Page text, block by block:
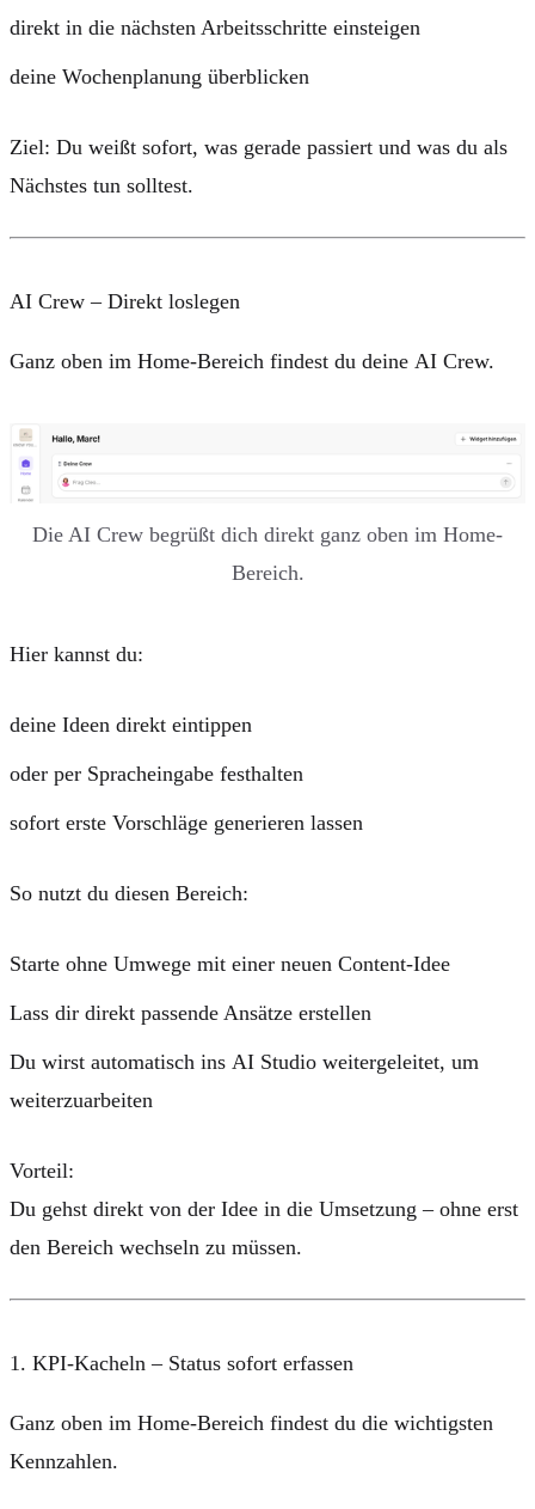
direkt in die nächsten Arbeitsschritte einsteigen
deine Wochenplanung überblicken
Ziel: Du weißt sofort, was gerade passiert und was du als
Nächstes tun solltest.
AI Crew – Direkt loslegen
Ganz oben im Home-Bereich findest du deine AI Crew.
Die AI Crew begrüßt dich direkt ganz oben im Home-
Bereich.
Hier kannst du:
deine Ideen direkt eintippen
oder per Spracheingabe festhalten
sofort erste Vorschläge generieren lassen
So nutzt du diesen Bereich:
Starte ohne Umwege mit einer neuen Content-Idee
Lass dir direkt passende Ansätze erstellen
Du wirst automatisch ins AI Studio weitergeleitet, um
weiterzuarbeiten
Vorteil:
Du gehst direkt von der Idee in die Umsetzung – ohne erst
den Bereich wechseln zu müssen.
1. KPI-Kacheln – Status sofort erfassen
Ganz oben im Home-Bereich findest du die wichtigsten
Kennzahlen.